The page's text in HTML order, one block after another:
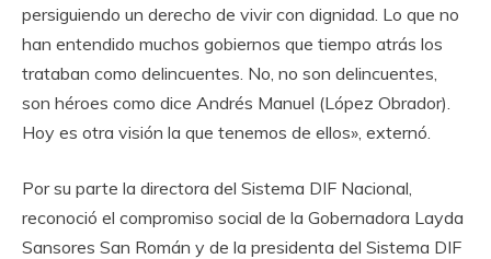
persiguiendo un derecho de vivir con dignidad. Lo que no
han entendido muchos gobiernos que tiempo atrás los
trataban como delincuentes. No, no son delincuentes,
son héroes como dice Andrés Manuel (López Obrador).
Hoy es otra visión la que tenemos de ellos», externó.
Por su parte la directora del Sistema DIF Nacional,
reconoció el compromiso social de la Gobernadora Layda
Sansores San Román y de la presidenta del Sistema DIF